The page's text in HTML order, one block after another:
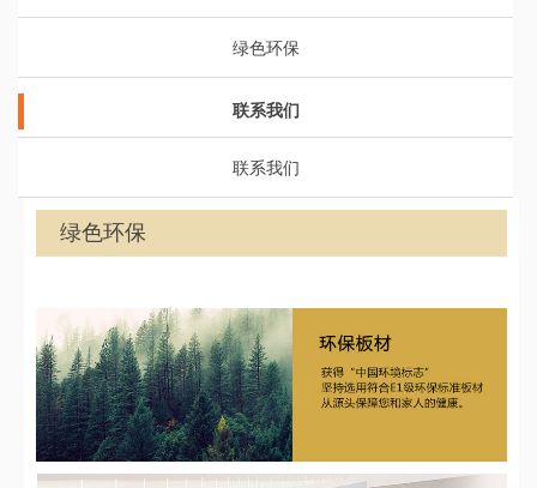
绿色环保
联系我们
联系我们
绿色环保